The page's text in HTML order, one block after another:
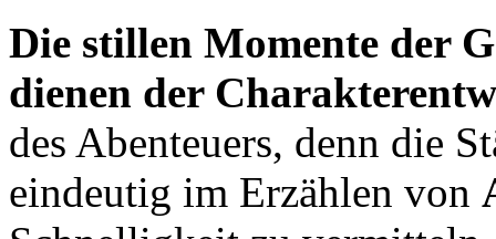
Die stillen Momente der
dienen der
des Abenteuers, denn die
eindeutig im Erzählen von